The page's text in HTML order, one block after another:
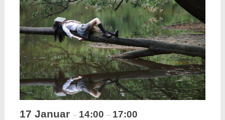
17 Januar – 14:00 – 17:00